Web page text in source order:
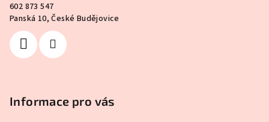
602 873 547
Panská 10, České Budějovice
Informace pro vás